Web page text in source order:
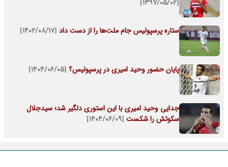
[۱۳۹۷/۰۵/۰۲]
ستاره پرسپولیس جام ملت‌ها را از دست داد [۱۴۰۲/۰۸/۱۷]
پایان حضور وحید امیری در پرسپولیس؟ [۱۴۰۴/۰۶/۰۵]
جدایی وحید امیری با این استوری دلگیر شد؛ سیدجلال
سکوتش را شکست [۱۴۰۴/۰۶/۰۹]